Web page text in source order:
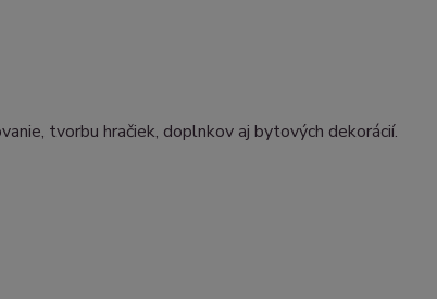
tvorbu hračiek, doplnkov aj bytových dekorácií.